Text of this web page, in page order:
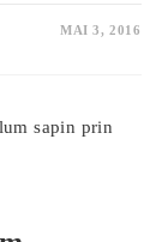
MAI 3, 2016